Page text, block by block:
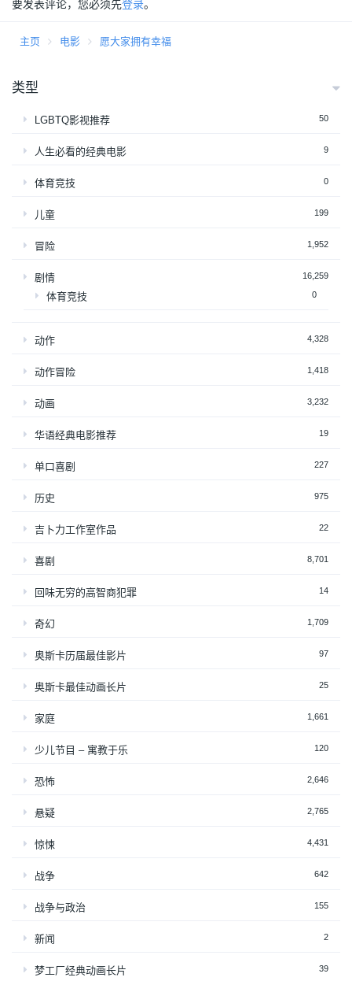
要发表评论，您必须先登录。
主页 电影 愿大家拥有幸福
类型
LGBTQ影视推荐 50
人生必看的经典电影 9
体育竞技 0
儿童 199
冒险 1,952
剧情 16,259
体育竞技 0
动作 4,328
动作冒险 1,418
动画 3,232
华语经典电影推荐 19
单口喜剧 227
历史 975
吉卜力工作室作品 22
喜剧 8,701
回味无穷的高智商犯罪 14
奇幻 1,709
奥斯卡历届最佳影片 97
奥斯卡最佳动画长片 25
家庭 1,661
少儿节目 – 寓教于乐 120
恐怖 2,646
悬疑 2,765
惊悚 4,431
战争 642
战争与政治 155
新闻 2
梦工厂经典动画长片 39